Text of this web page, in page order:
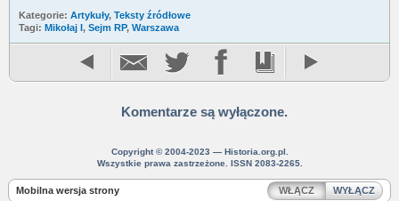
Kategorie: Artykuły, Teksty źródłowe
Tagi: Mikołaj I, Sejm RP, Warszawa
Komentarze są wyłączone.
Copyright © 2004-2023 — Historia.org.pl.
Wszystkie prawa zastrzeżone. ISSN 2083-2265.
Mobilna wersja strony WŁĄCZ WYŁĄCZ